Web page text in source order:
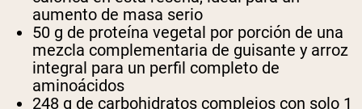
aumento de masa serio
50 g de proteína vegetal por porción de una
mezcla complementaria de guisante y arroz
integral para un perfil completo de
aminoácidos
248 g de carbohidratos complejos con solo 1